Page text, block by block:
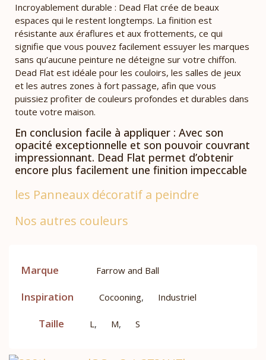
Incroyablement durable : Dead Flat crée de beaux
espaces qui le restent longtemps. La finition est
résistante aux éraflures et aux frottements, ce qui
signifie que vous pouvez facilement essuyer les marques
sans qu’aucune peinture ne déteigne sur votre chiffon.
Dead Flat est idéale pour les couloirs, les salles de jeux
et les autres zones à fort passage, afin que vous
puissiez profiter de couleurs profondes et durables dans
toute votre maison.
En conclusion facile à appliquer : Avec son
opacité exceptionnelle et son pouvoir couvrant
impressionnant. Dead Flat permet d’obtenir
encore plus facilement une finition impeccable
les Panneaux décoratif a peindre
Nos autres couleurs
Marque Farrow and Ball
Inspiration Cocooning, Industriel
Taille L , M, S